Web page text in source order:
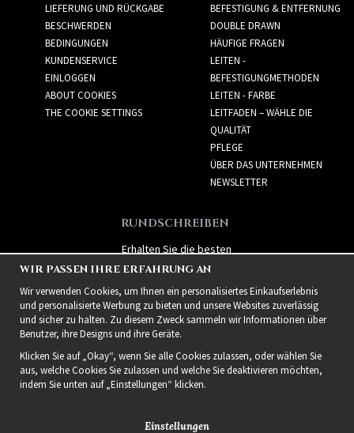
LIEFERUNG UND RÜCKGABE
BESCHWERDEN
BEDINGUNGEN
KUNDENSERVICE
EINLOGGEN
ABOUT COOKIES
THE COOKIE SETTINGS
BEFESTIGUNG & ENTFERNUNG
DOUBLE DRAWN
HÄUFIGE FRAGEN
LEITEN -
BEFESTIGUNGMETHODEN
LEITEN - FARBE
LEITFADEN – WÄHLE DIE
QUALITÄT
PFLEGE
ÜBER DAS UNTERNEHMEN
NEWSLETTER
RUNDSCHREIBEN
Erhalten Sie die besten
Angebote und spannende
neue Produkte!
WIR PASSEN IHRE ERFAHRUNG AN
Wir verwenden Cookies, um Ihnen ein personalisiertes Einkaufserlebnis
und personalisierte Werbung zu bieten und unsere Websites zuverlässig
und sicher zu halten. Zu diesem Zweck sammeln wir Informationen über
Benutzer, ihre Designs und ihre Geräte.
Klicken Sie auf „Okay“, wenn Sie alle Cookies zulassen, oder wählen Sie
aus, welche Cookies Sie zulassen und welche Sie deaktivieren möchten,
indem Sie unten auf „Einstellungen“ klicken.
Einstellungen